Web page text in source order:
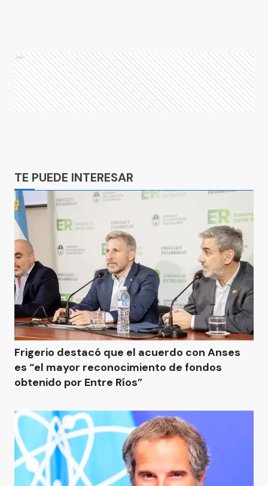
Ads
TE PUEDE INTERESAR
Frigerio destacó que el acuerdo con Anses
es “el mayor reconocimiento de fondos
obtenido por Entre Ríos”